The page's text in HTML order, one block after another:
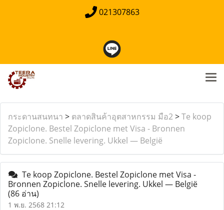
021307863
กระดานสนทนา > ตลาดสินค้าอุตสาหกรรม มือ2>Te koop
Zopiclone. Bestel Zopiclone met Visa - Bronnen
Zopiclone. Snelle levering. Ukkel — België
Te koop Zopiclone. Bestel Zopiclone met Visa -
Bronnen Zopiclone. Snelle levering. Ukkel — België
(86 อ่าน)
1 พ.ย. 2568 21:12